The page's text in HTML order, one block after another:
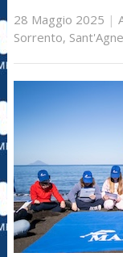
28 Maggio 2025 |
Sorrento,